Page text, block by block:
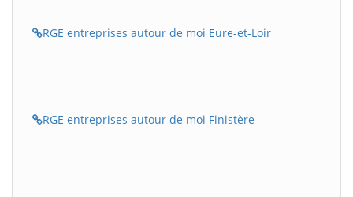
RGE entreprises autour de moi Eure-et-Loir
RGE entreprises autour de moi Finistère